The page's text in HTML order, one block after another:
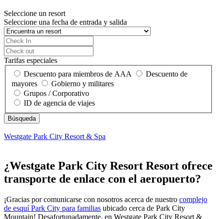
Seleccione un resort
Seleccione una fecha de entrada y salida
Tarifas especiales
Descuento para miembros de AAA
Descuento de
mayores
Gobierno y militares
Grupos / Corporativo
ID de agencia de viajes
Westgate Park City Resort & Spa
¿Westgate Park City Resort Resort ofrece
transporte de enlace con el aeropuerto?
¡Gracias por comunicarse con nosotros acerca de nuestro complejo
de esquí Park City para familias ubicado cerca de Park City
Mountain! Desafortunadamente, en Westgate Park City Resort &